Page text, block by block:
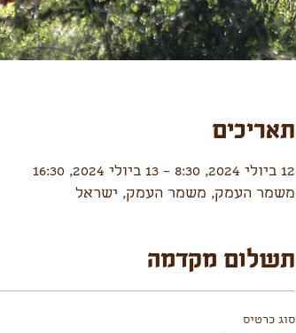
תאריכים
12 ביולי 2024, 8:30 – 13 ביולי 2024, 16:30
משמר העמק, משמר העמק, ישראל
תשלום מקדמה
סוג כרטיס